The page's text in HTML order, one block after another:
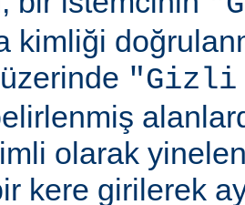
kimliği
"Gizli
olarak
kere girilerek